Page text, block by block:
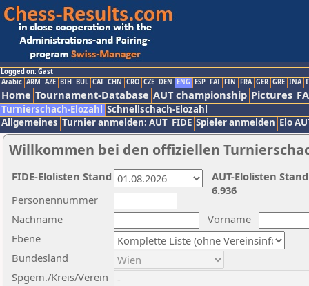
Logged on: Gast
Arabic ARM AZE BIH BUL CAT CHN CRO CZE DEN ENG ESP FAI FIN FRA GER GRE INA
Home Tournament-Database AUT championship Pictures
Turnierschach-Elozahl Schnellschach-Elozahl
Allgemeines Turnier anmelden: AUT FIDE Spieler anmelden Elo
Willkommen bei den offiziellen
Nachname
Vorname
Ebene
Personennummer
Bundesland
Spgem./Kreis/Verein
AUT-Elolisten
6.936
FIDE-Elolisten Stand